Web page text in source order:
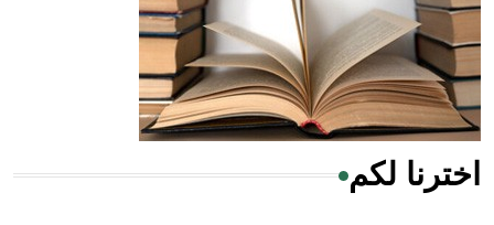
- هل تعلم أن المرجان إفراز حيواني يتكون في البحر ويتركب
من مادة كربونات الكلسيوم، وهو أحمر أو شديد الحمرة وهو
أجود أنواعه، ويمتاز بكبر الحجم ويسمى الش
هل تعلم أن الأبسيد كلمة فرنسية اللفظ تم اعتمادها مصطلحاً
اخترنا لكم